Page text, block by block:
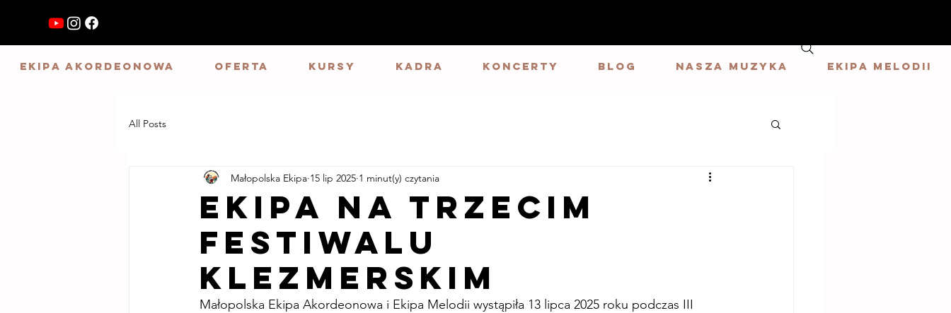
Ekipa Akordeonowa Oferta Kursy Kadra Koncerty BLOG Nasza muzyka Ekipa Melodii
All Posts
Ekipa na Trzecim
FESTIWALU
KLEZMERSKIM
Małopolska Ekipa 15 lip 2025 1 minut(y) czytania
Małopolska Ekipa Akordeonowa i Ekipa Melodii wystąpiła 13 lipca 2025 roku podczas III